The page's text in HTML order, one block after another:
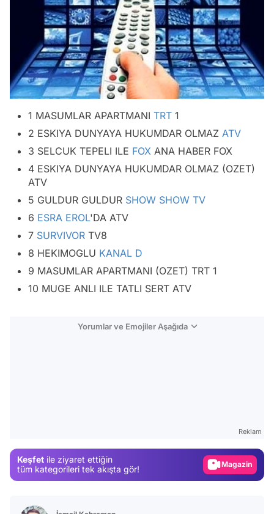
1 MASUMLAR APARTMANI TRT 1
2 ESKIYA DUNYAYA HUKUMDAR OLMAZ ATV
3 SELCUK TEPELI ILE FOX ANA HABER FOX
4 ESKIYA DUNYAYA HUKUMDAR OLMAZ (OZET)
ATV
5 GULDUR GULDUR SHOW SHOW TV
6 ESRA EROL'DA ATV
7 SURVIVOR TV8
8 HEKIMOGLU KANAL D
9 MASUMLAR APARTMANI (OZET) TRT 1
10 MUGE ANLI ILE TATLI SERT ATV
Yorumlar ve Emojiler Aşağıda
Reklam
Keşfet ile ziyaret ettiğin
tüm kategorileri tek akışta gör!
Magazin